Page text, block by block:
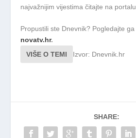
najvažnijim vijestima čitajte na portalu
Propustili ste Dnevnik? Pogledajte ga
novatv.hr.
VIŠE O TEMI
Izvor: Dnevnik.hr
SHARE: